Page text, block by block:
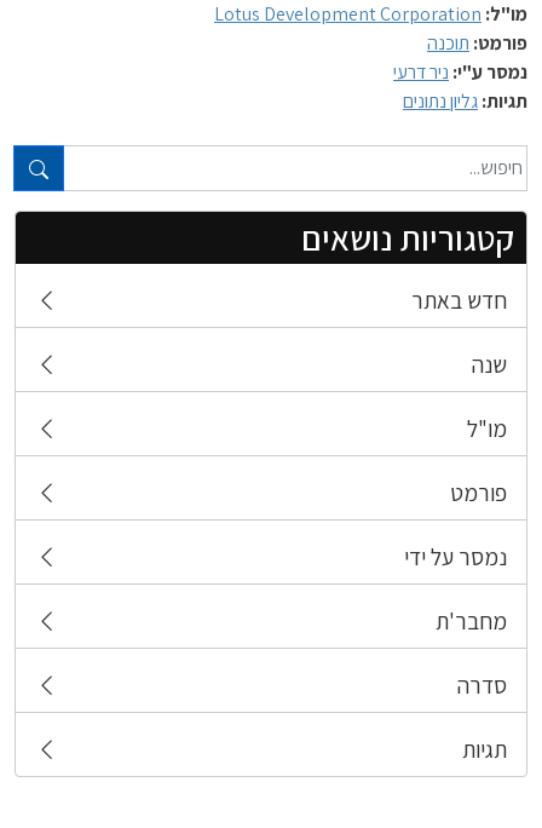
טקסט חופשי...
קטגוריות נושאים
חדש באתר
שנה
מו"ל
פורמט
נמסר על ידי
מחבר'ת
סדרה
תגיות
מו"ל: Lotus Development Corporation
פורמט: תוכנה
נמסר ע"י: ניר דרעי
תגיות:גליון נתונים